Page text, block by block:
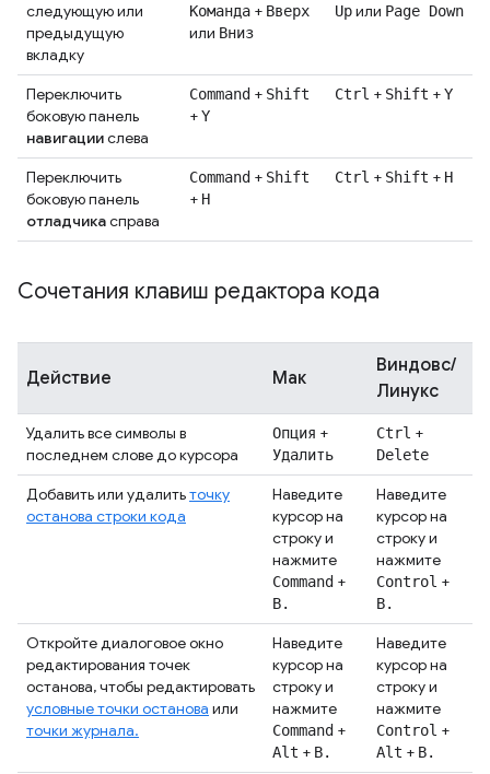
следующую или
предыдущую
вкладку
Команда + Вверх
или Вниз
Upили Page Down
Переключить
боковую панель
навигациислева
Command + Shift
+Y
Ctrl + Shift +Y
Переключить
боковую панель
отладчикасправа
Command + Shift
+ H
Ctrl + Shift + H
Сочетания клавиш редактора кода
Действие Мак
Виндовс/
Линукс
Удалить все символы в
последнем слове до курсора
Опция +
Удалить
Ctrl +
Delete
Добавить или удалитьточку
останова строки кода
Наведите
курсор на
строку и
нажмите
Command +
B.
Наведите
курсор на
строку и
нажмите
Control +
B.
Откройте диалоговое окно
редактирования точек
останова, чтобы редактировать
условные точки останова или
точки журнала.
Наведите
курсор на
строку и
нажмите
Command +
Alt + B.
Наведите
курсор на
строку и
нажмите
Control +
Alt + B.